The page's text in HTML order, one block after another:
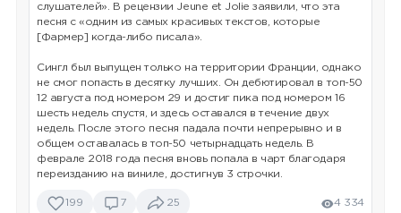
слушателей». В рецензии Jeune et Jolie заявили, что эта
песня с «одним из самых красивых текстов, которые
[Фармер] когда-либо писала».
Сингл был выпущен только на территории Франции, однако
не смог попасть в десятку лучших. Он дебютировал в топ-50
12 августа под номером 29 и достиг пика под номером 16
шесть недель спустя, и здесь оставался в течение двух
недель. После этого песня падала почти непрерывно и в
общем оставалась в топ-50 четырнадцать недель. В
феврале 2018 года песня вновь попала в чарт благодаря
переизданию на виниле, достигнув 3 строчки.
199 7 25 4 334